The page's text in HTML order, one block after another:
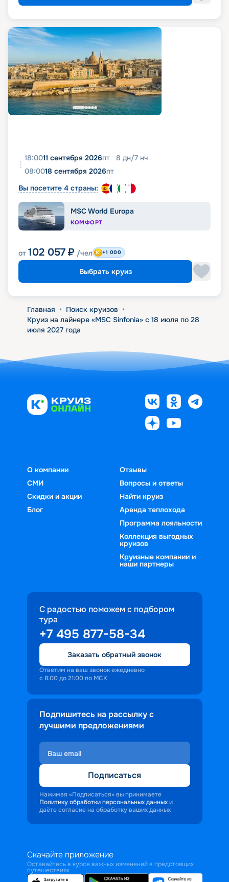
18:0011 сентября 2026пт 8 дн/7 нч
08:0018 сентября 2026пт
Вы посетите 4 страны:
MSC World Europa
КОМФОРТ
от 102 057 ₽ /чел +1 000
Выбрать круиз
Главная • Поиск круизов •
Круиз на лайнере «MSC Sinfonia» с 18 июля по 28
июля 2027 года
О компании
СМИ
Скидки и акции
Блог
Отзывы
Вопросы и ответы
Найти круиз
Аренда теплохода
Программа лояльности
Коллекция выгодных
круизов
Круизные компании и
наши партнеры
С радостью поможем с подбором
тура
+7 495 877-58-34
Заказать обратный звонок
Ответим на ваш звонок ежедневно
с 8:00 до 21:00 по МСК
Подпишитесь на рассылку с
лучшими предложениями
Подписаться
Нажимая «Подписаться» вы принимаете
Политику обработки персональных данных и
даёте согласие на обработку ваших данных
Скачайте приложение
Оставайтесь в курсе важных изменений в предстоящих
путешествиях